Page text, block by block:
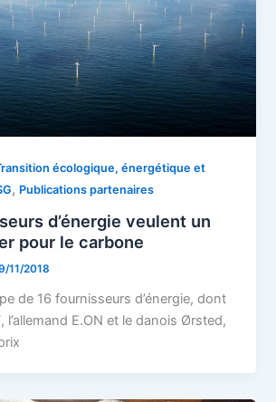
écologique, énergétique et
, Publications partenaires
d’énergie veulent un
pour le carbone
11/2018
de 16 fournisseurs d’énergie, dont
l’allemand E.ON et le danois Ørsted,